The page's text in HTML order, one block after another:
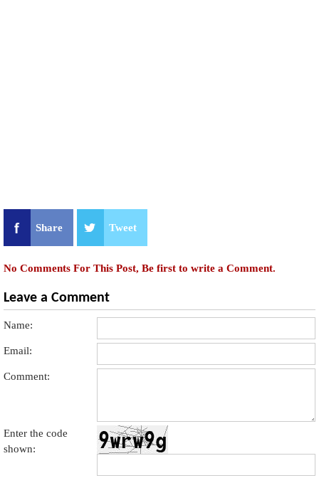
Share Tweet
No Comments For This Post, Be first to write a Comment.
Leave a Comment
Name:
Email:
Comment:
Enter the code
shown: